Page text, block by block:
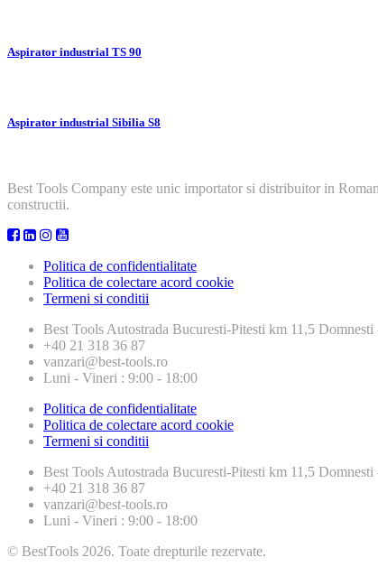
Aspirator industrial TS 90
Aspirator industrial Sibilia S8
Best Tools Company este unic importator si distribuitor in
constructii.
Politica de confidentialitate
Politica de colectare acord cookie
Termeni si conditii
Best Tools Autostrada Bucuresti-Pitesti km 11,5
+40 21 318 36 87
vanzari@best-tools.ro
Luni - Vineri : 9:00 - 18:00
Politica de confidentialitate
Politica de colectare acord cookie
Termeni si conditii
Best Tools Autostrada Bucuresti-Pitesti km 11,5
+40 21 318 36 87
vanzari@best-tools.ro
Luni - Vineri : 9:00 - 18:00
© BestTools 2026. Toate drepturile rezervate.